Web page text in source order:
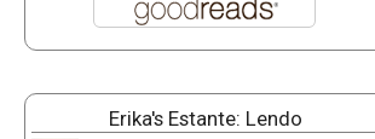
Erika's Estante: Lendo